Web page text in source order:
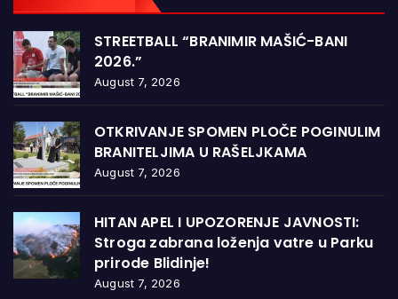
STREETBALL “BRANIMIR MAŠIĆ-BANI
2026.”
August 7, 2026
OTKRIVANJE SPOMEN PLOČE POGINULIM
BRANITELJIMA U RAŠELJKAMA
August 7, 2026
HITAN APEL I UPOZORENJE JAVNOSTI:
Stroga zabrana loženja vatre u Parku
prirode Blidinje!
August 7, 2026